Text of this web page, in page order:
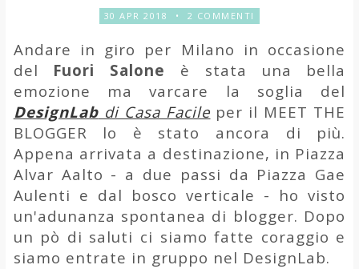
30 APR 2018 • 2 COMMENTI
Andare in giro per Milano in occasione
del Fuori Salone è stata una bella
emozione ma varcare la soglia del
DesignLabdi Casa Facile per il MEET THE
BLOGGER lo è stato ancora di più.
Appena arrivata a destinazione, in Piazza
Alvar Aalto - a due passi da Piazza Gae
Aulenti e dal bosco verticale - ho visto
un'adunanza spontanea di blogger. Dopo
un pò di saluti ci siamo fatte coraggio e
siamo entrate in gruppo nel DesignLab.